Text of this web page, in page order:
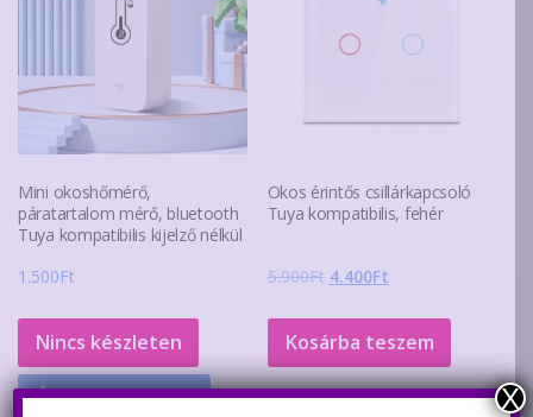
Mini okoshőmérő,
páratartalom mérő, bluetooth
Tuya kompatibilis kijelző nélkül
1.500Ft
Nincs készleten
Értesítésetek ha
Okos érintős csillárkapcsoló
Tuya kompatibilis, fehér
5.900Ft Original
was:
5.900Ft.
4.400FtCurrent
is:
4.400Ft.
Kosárba teszem
X